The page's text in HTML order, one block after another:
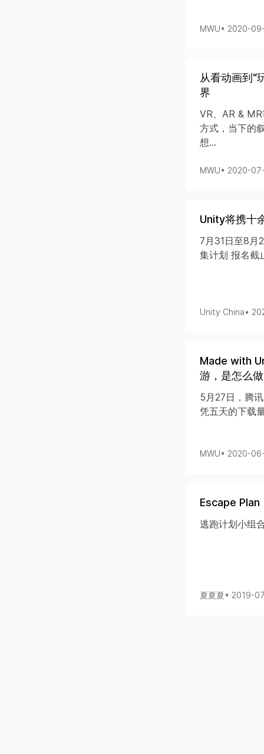
MWU• 2020-
从看动画到“
界
VR、AR &
方式，当下的
想...
MWU• 2020-
Unity将携十
7月31日至8月
集计划 报名截
Unity China•
Made with
游，是怎么
5月27日，腾
凭五天的下载
MWU• 2020-
Escape Plan
逃跑计划小组
夏夏夏• 2019-